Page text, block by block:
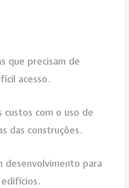
que precisam de
acesso.
custos com o uso de
das construções.
para